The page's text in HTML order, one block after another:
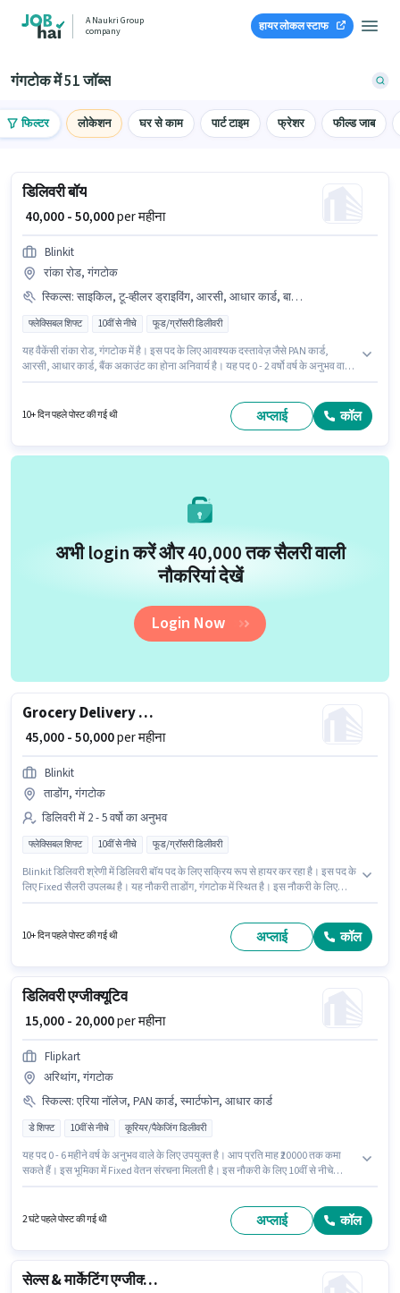
A Naukri Group
company
हायर लोकल स्टाफ
गंगटोक में 51 जॉब्स
फिल्टर लोकेशन घर से काम पार्ट टाइम फ्रेशर फील्ड जाब
डिलिवरी बॉय
₹ 40,000 - 50,000per महीना
Blinkit
रांका रोड, गंगटोक
स्किल्स: साइकिल, टू-व्हीलर ड्राइविंग, आरसी, आधार कार्ड, बाइक, स्मार्टफोन, PAN कार्ड, बैंक अकाउंट
फ्लेक्सिबल शिफ्ट 10वीं से नीचे फूड/ग्रॉसरी डिलीवरी
यह वैकेंसी रांका रोड, गंगटोक में है। इस पद के लिए आवश्यक दस्तावेज़ जैसे PAN कार्ड,
आरसी, आधार कार्ड, बैंक अकाउंट का होना अनिवार्य है। यह पद 0 - 2 वर्षो वर्ष के अनुभव वाले
भूमिका के लिए आवेदन करने हेतु उम्मीदवार के पास बाइक, स्मार्टफोन, साइकिल होना चाहिए।
10+ दिन पहले पोस्ट की गई थी अप्लाई कॉल
अभी login करें और ₹40,000 तक सैलरी वाली
नौकरियां देखें
Login Now
Grocery Delivery Boy
₹ 45,000 - 50,000per महीना
Blinkit
ताडोंग, गंगटोक
डिलिवरी में 2 - 5 वर्षो का अनुभव
फ्लेक्सिबल शिफ्ट 10वीं से नीचे फूड/ग्रॉसरी डिलीवरी
Blinkit डिलिवरी श्रेणी में डिलिवरी बॉय पद के लिए सक्रिय रूप से हायर कर रहा है। इस पद के
लिए Fixed सैलरी उपलब्ध है। यह नौकरी ताडोंग, गंगटोक में स्थित है। इस नौकरी के लिए
10+ दिन पहले पोस्ट की गई थी अप्लाई कॉल
डिलिवरी एग्जीक्यूटिव
₹ 15,000 - 20,000per महीना
Flipkart
अरिथांग, गंगटोक
स्किल्स: एरिया नॉलेज, PAN कार्ड, स्मार्टफोन, आधार कार्ड
डे शिफ्ट 10वीं से नीचे कूरियर/पैकेजिंग डिलीवरी
यह पद 0 - 6 महीने वर्ष के अनुभव वाले के लिए उपयुक्त है। आप प्रति माह ₹20000 तक कमा
सकते हैं। इस भूमिका में Fixed वेतन संरचना मिलती है। इस नौकरी के लिए 10वीं से नीचे
महत्वपूर्ण दस्तावेज़ PAN कार्ड, आधार कार्ड आवश्यक हैं।
2 घंटे पहले पोस्ट की गई थी अप्लाई कॉल
सेल्स & मार्केटिंग एग्जीक्यूटिव